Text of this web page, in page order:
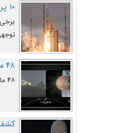
۱۰ پرتاب برتر موشک آریان ۵ در تمام ادوار
۴۸ ماهواره «استارلینک» به مدار زمین پرتاب شدند
۴۸ ماهواره جدید «استارلینک» در جدیدترین پرتاب شرکت «اسپیس‌ایکس» به مدار زمین رفتند.